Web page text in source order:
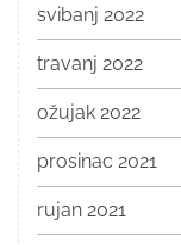
svibanj 2022
travanj 2022
ožujak 2022
prosinac 2021
rujan 2021